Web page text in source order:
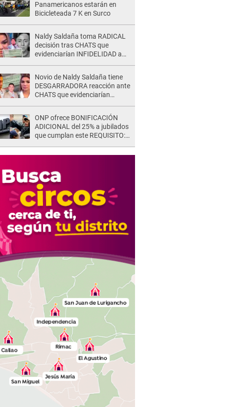
Panamericanos estarán en
Bicicleteada 7 K en Surco
Naldy Saldaña toma RADICAL
decisión tras CHATS que
evidenciarían INFIDELIDAD a
Novio de Naldy Saldaña tiene
DESGARRADORA reacción ante
CHATS que evidenciarían
ONP ofrece BONIFICACIÓN
ADICIONAL del 25% a jubilados
que cumplan este REQUISITO: